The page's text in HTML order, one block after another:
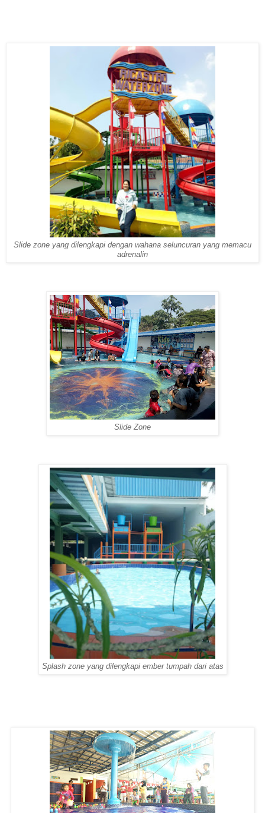
Slide zone yang dilengkapi dengan wahana seluncuran yang memacu
adrenalin
Slide Zone
Splash zone yang dilengkapi ember tumpah dari atas